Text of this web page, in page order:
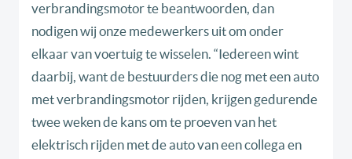
verbrandingsmotor te beantwoorden, dan
nodigen wij onze medewerkers uit om onder
elkaar van voertuig te wisselen. “Iedereen wint
daarbij, want de bestuurders die nog met een auto
met verbrandingsmotor rijden, krijgen gedurende
twee weken de kans om te proeven van het
elektrisch rijden met de auto van een collega en